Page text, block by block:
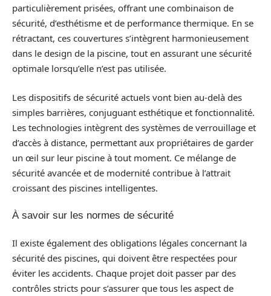
particulièrement prisées, offrant une combinaison de
sécurité, d’esthétisme et de performance thermique. En se
rétractant, ces couvertures s’intègrent harmonieusement
dans le design de la piscine, tout en assurant une sécurité
optimale lorsqu’elle n’est pas utilisée.
Les dispositifs de sécurité actuels vont bien au-delà des
simples barrières, conjuguant esthétique et fonctionnalité.
Les technologies intègrent des systèmes de verrouillage et
d’accès à distance, permettant aux propriétaires de garder
un œil sur leur piscine à tout moment. Ce mélange de
sécurité avancée et de modernité contribue à l’attrait
croissant des piscines intelligentes.
À savoir sur les normes de sécurité
Il existe également des obligations légales concernant la
sécurité des piscines, qui doivent être respectées pour
éviter les accidents. Chaque projet doit passer par des
contrôles stricts pour s’assurer que tous les aspect de